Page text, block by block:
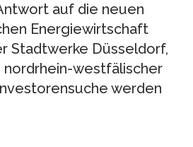
auf die neuen
Energiewirtschaft
Stadtwerke Düsseldorf,
nordrhein-westfälischer
werden